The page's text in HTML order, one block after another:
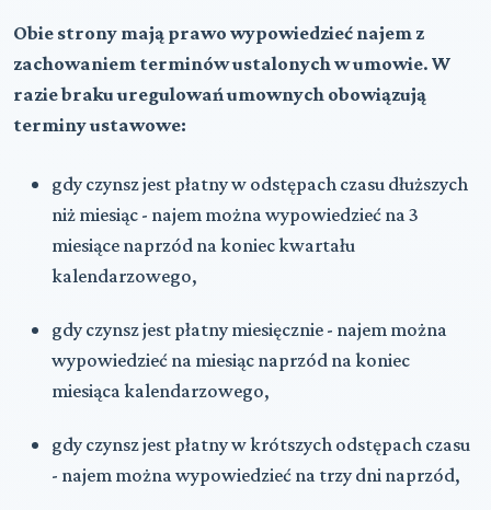
Obie strony mają prawo wypowiedzieć najem z
zachowaniem terminów ustalonych w umowie. W
razie braku uregulowań umownych obowiązują
terminy ustawowe:
gdy czynsz jest płatny w odstępach czasu dłuższych
niż miesiąc - najem można wypowiedzieć na 3
miesiące naprzód na koniec kwartału
kalendarzowego,
gdy czynsz jest płatny miesięcznie - najem można
wypowiedzieć na miesiąc naprzód na koniec
miesiąca kalendarzowego,
gdy czynsz jest płatny w krótszych odstępach czasu
- najem można wypowiedzieć na trzy dni naprzód,